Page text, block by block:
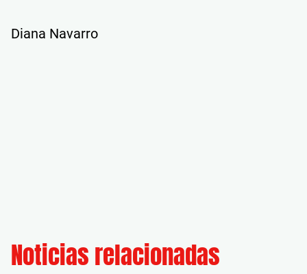
Diana Navarro
Noticias relacionadas